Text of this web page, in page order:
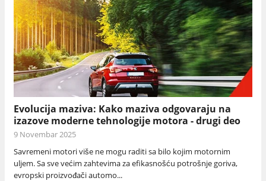
Evolucija maziva: Kako maziva odgovaraju na
izazove moderne tehnologije motora - drugi deo
9 Novembar 2025
Savremeni motori više ne mogu raditi sa bilo kojim motornim
uljem. Sa sve većim zahtevima za efikasnošću potrošnje goriva,
evropski proizvođači automo...